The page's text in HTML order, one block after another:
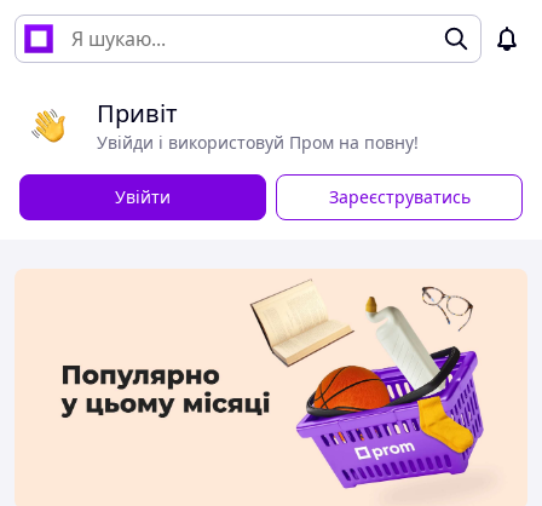
Привіт
Увійди і використовуй Пром на повну!
Увійти Зареєструватись